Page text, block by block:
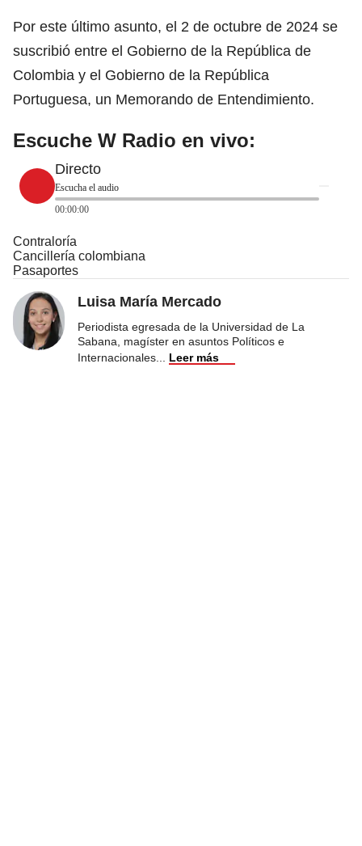
Por este último asunto, el 2 de octubre de 2024 se
suscribió entre el Gobierno de la República de
Colombia y el Gobierno de la República
Portuguesa, un Memorando de Entendimiento.
Escuche W Radio en vivo:
Directo
Escucha el audio
00:00:00
Contraloría
Cancillería colombiana
Pasaportes
Luisa María Mercado
Periodista egresada de la Universidad de La
Sabana, magíster en asuntos Políticos e
Internacionales
Leer más